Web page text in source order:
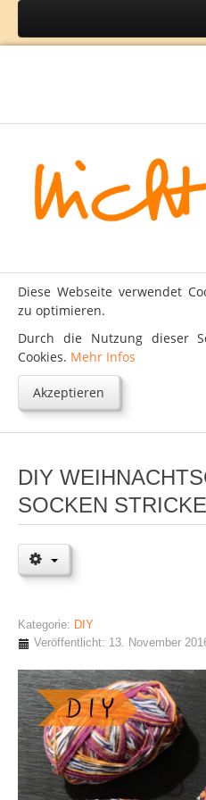
Home
Lifestyle
Mode
Kontakt
Impressum
Datenschutz
Diese Webseite verwendet
zu optimieren.
Durch die Nutzung dieser
Cookies. Mehr Infos
Akzeptieren
DIY
SOCKEN
Kategorie: DIY
Veröffentlicht: 13. November